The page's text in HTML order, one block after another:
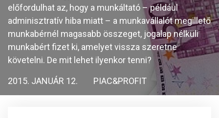
előfordulhat az, hogy a munkáltató – például
adminisztratív hiba miatt – a munkavállalót megillető
munkabérnél magasabb összeget, jogalap nélküli
munkabért fizet ki, amelyet vissza szeretne
követelni. De mit lehet ilyenkor tenni?
2015. JANUÁR 12. PIAC&PROFIT